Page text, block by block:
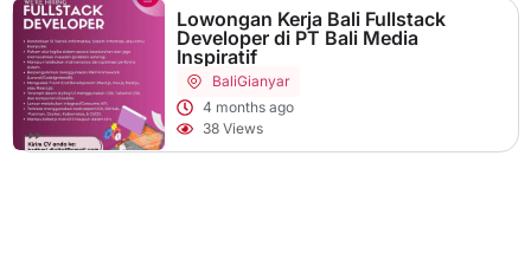
Lowongan Kerja Bali Fullstack
Developer di PT Bali Media
Inspiratif
BaliGianyar
4 months ago
38 Views